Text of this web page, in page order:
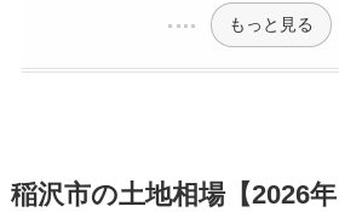
もっと見る
稲沢市の土地相場【2026